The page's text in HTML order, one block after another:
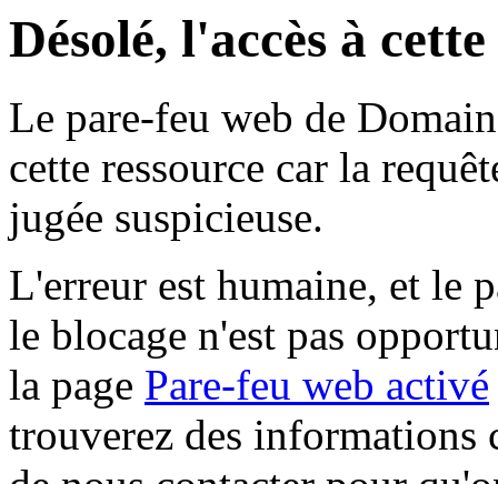
Désolé, l'accès à
Le pare-feu web de
cette ressource car la
jugée suspicieuse.
L'erreur est humaine, et le
le blocage n'est pas
la page Pare-feu web activé
trouverez des informations